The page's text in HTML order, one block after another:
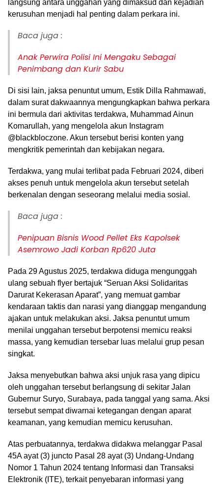
langsung antara unggahan yang dimaksud dan kejadian
kerusuhan menjadi hal penting dalam perkara ini.
Baca juga :
Anak Perwira Polisi Ini Mengaku Sebagai
Penimbang dan Kurir Sabu
Di sisi lain, jaksa penuntut umum, Estik Dilla Rahmawati,
dalam surat dakwaannya mengungkapkan bahwa perkara
ini bermula dari aktivitas terdakwa, Muhammad Ainun
Komarullah, yang mengelola akun Instagram
@blackbloczone. Akun tersebut berisi konten yang
mengkritik pemerintah dan kebijakan negara.
Terdakwa, yang mulai terlibat pada Februari 2024, diberi
akses penuh untuk mengelola akun tersebut setelah
berkenalan dengan seseorang melalui media sosial.
Baca juga :
Penipuan Bisnis Wood Pellet Eks Kapolsek
Asemrowo Jadi Korban Rp620 Juta
Pada 29 Agustus 2025, terdakwa diduga mengunggah
ulang sebuah flyer bertajuk “Seruan Aksi Solidaritas
Darurat Kekerasan Aparat”, yang memuat gambar
kendaraan taktis dan narasi yang dianggap mengandung
ajakan untuk melakukan aksi. Jaksa penuntut umum
menilai unggahan tersebut berpotensi memicu reaksi
massa, yang kemudian tersebar luas melalui grup pesan
singkat.
Jaksa menyebutkan bahwa aksi unjuk rasa yang dipicu
oleh unggahan tersebut berlangsung di sekitar Jalan
Gubernur Suryo, Surabaya, pada tanggal yang sama. Aksi
tersebut sempat diwarnai ketegangan dengan aparat
keamanan, yang kemudian memicu kerusuhan.
Atas perbuatannya, terdakwa didakwa melanggar Pasal
45A ayat (3) juncto Pasal 28 ayat (3) Undang-Undang
Nomor 1 Tahun 2024 tentang Informasi dan Transaksi
Elektronik (ITE), terkait penyebaran informasi yang